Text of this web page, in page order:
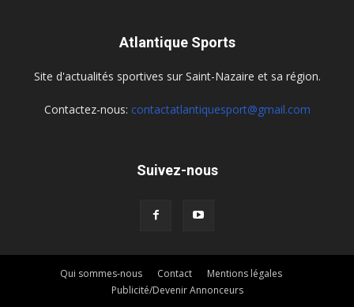
Atlantique Sports
Site d'actualités sportives sur Saint-Nazaire et sa région.
Contactez-nous: contactatlantiquesport@gmail.com
Suivez-nous
Qui sommes-nous Contact
Mentions légales
Publicité/Devenir Annonceurs